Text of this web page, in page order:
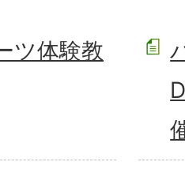
ツ体験教